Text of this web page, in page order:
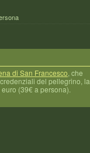
di San Francesco , che
del pellegrino, la
(39€ a persona).